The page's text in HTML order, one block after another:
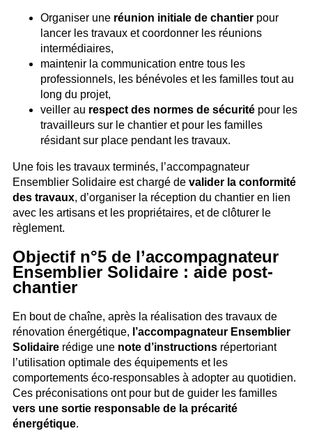
Organiser une réunion initiale de chantier pour
lancer les travaux et coordonner les réunions
intermédiaires,
maintenir la communication entre tous les
professionnels, les bénévoles et les familles tout au
long du projet,
veiller au respect des normes de sécurité pour les
travailleurs sur le chantier et pour les familles
résidant sur place pendant les travaux.
Une fois les travaux terminés, l’accompagnateur
Ensemblier Solidaire est chargé de valider la conformité
des travaux, d’organiser la réception du chantier en lien
avec les artisans et les propriétaires, et de clôturer le
règlement.
Objectif n°5 de l’accompagnateur
Ensemblier Solidaire : aide post-
chantier
En bout de chaîne, après la réalisation des travaux de
rénovation énergétique, l’accompagnateur Ensemblier
Solidaire rédige une note d’instructions répertoriant
l’utilisation optimale des équipements et les
comportements éco-responsables à adopter au quotidien.
Ces préconisations ont pour but de guider les familles
vers une sortie responsable de la précarité
énergétique.